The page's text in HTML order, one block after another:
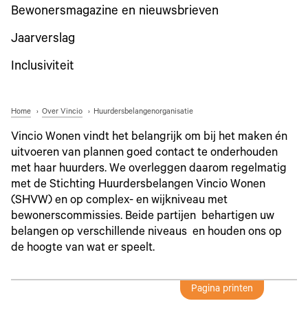
Bewonersmagazine en nieuwsbrieven
Jaarverslag
Inclusiviteit
Home Over Vincio Huurdersbelangenorganisatie
Vincio Wonen vindt het belangrijk om bij het maken én
uitvoeren van plannen goed contact te onderhouden
met haar huurders. We overleggen daarom regelmatig
met de Stichting Huurdersbelangen Vincio Wonen
(SHVW) en op complex- en wijkniveau met
bewonerscommissies. Beide partijen behartigen uw
belangen op verschillende niveaus en houden ons op
de hoogte van wat er speelt.
Pagina printen